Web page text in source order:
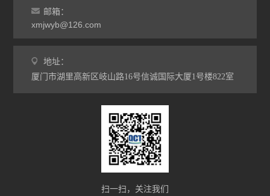
邮箱：
xmjwyb@126.com
地址：
厦门市湖里高新区岐山路16号信诚国际大厦1号楼822室
扫一扫，关注我们